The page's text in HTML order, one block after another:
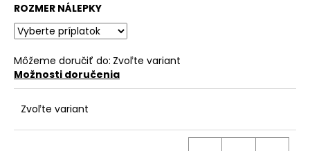
ROZMER NÁLEPKY
Môžeme doručiť do: Zvoľte variant
Možnosti doručenia
Zvoľte variant
a
m
e